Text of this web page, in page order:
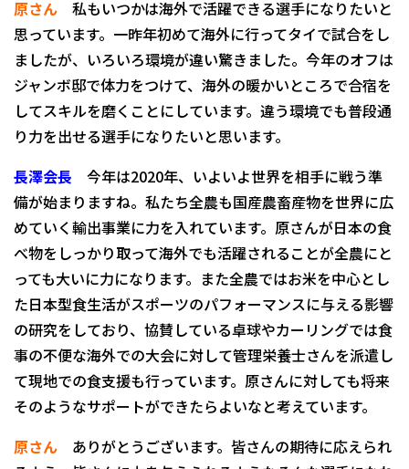
原さん 私もいつかは海外で活躍できる選手になりたいと
思っています。一昨年初めて海外に行ってタイで試合をし
ましたが、いろいろ環境が違い驚きました。今年のオフは
ジャンボ邸で体力をつけて、海外の暖かいところで合宿を
してスキルを磨くことにしています。違う環境でも普段通
り力を出せる選手になりたいと思います。
長澤会長 今年は2020年、いよいよ世界を相手に戦う準
備が始まりますね。私たち全農も国産農畜産物を世界に広
めていく輸出事業に力を入れています。原さんが日本の食
べ物をしっかり取って海外でも活躍されることが全農にと
っても大いに力になります。また全農ではお米を中心とし
た日本型食生活がスポーツのパフォーマンスに与える影響
の研究をしており、協賛している卓球やカーリングでは食
事の不便な海外での大会に対して管理栄養士さんを派遣し
て現地での食支援も行っています。原さんに対しても将来
そのようなサポートができたらよいなと考えています。
原さん ありがとうございます。皆さんの期待に応えられ